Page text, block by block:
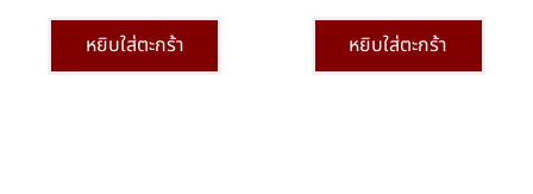
หยิบใส่ตะกร้า หยิบใส่ตะกร้า